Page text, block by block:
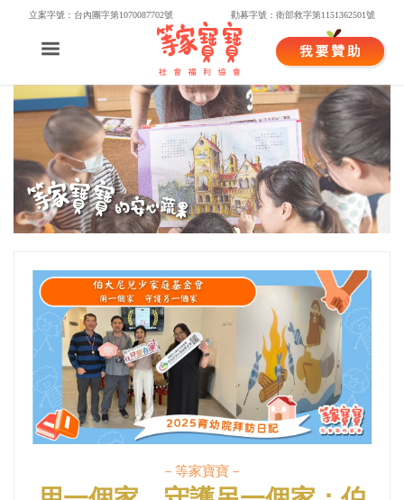
立案字號：台內團字第1070087702號 勸募字號：衛部救字第1151362501號
－等家寶寶－